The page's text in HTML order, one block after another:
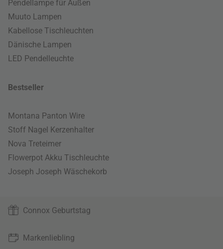
Pendellampe für Außen
Muuto Lampen
Kabellose Tischleuchten
Dänische Lampen
LED Pendelleuchte
Bestseller
Montana Panton Wire
Stoff Nagel Kerzenhalter
Nova Treteimer
Flowerpot Akku Tischleuchte
Joseph Joseph Wäschekorb
Connox Geburtstag
Markenliebling